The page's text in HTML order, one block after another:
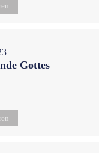
Gottes